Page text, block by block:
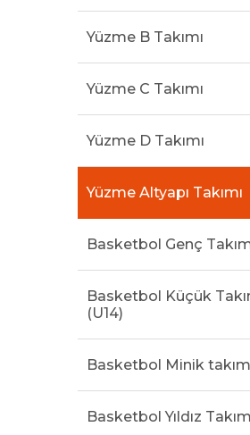
Yüzme B Takımı
Yüzme C Takımı
Yüzme D Takımı
Yüzme Altyapı Takımı
Basketbol Genç
Basketbol Küçük
(U14)
Basketbol Minik
Basketbol Yıldız